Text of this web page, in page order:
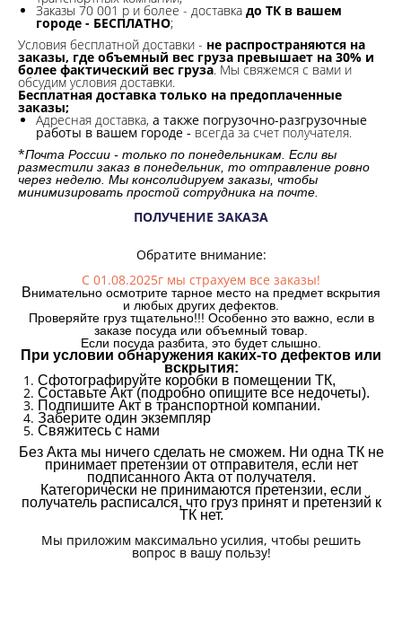
Заказы 70 001 р и более - доставка до ТК в вашем
городе - БЕСПЛАТНО;
Условия бесплатной доставки - не распространяются на
заказы, где объемный вес груза превышает на 30% и
более фактический вес груза. Мы свяжемся с вами и
обсудим условия доставки.
Бесплатная доставка только на предоплаченные
заказы;
Адресная доставка, а также погрузочно-разгрузочные
работы в вашем городе - всегда за счет получателя.
*Почта России - только по понедельникам. Если вы
разместили заказ в понедельник, то отправление ровно
через неделю. Мы консолидируем заказы, чтобы
минимизировать простой сотрудника на почте.
ПОЛУЧЕНИЕ ЗАКАЗА
Обратите внимание:
С 01.08.2025г мы страхуем все заказы!
Внимательно осмотрите тарное место на предмет вскрытия
и любых других дефектов.
Проверяйте груз тщательно!!! Особенно это важно, если в
заказе посуда или объемный товар.
Если посуда разбита, это будет слышно.
При условии обнаружения каких-то дефектов или
вскрытия:
Сфотографируйте коробки в помещении ТК,
Составьте Акт (подробно опишите все недочеты).
Подпишите Акт в транспортной компании.
Заберите один экземпляр
Свяжитесь с нами
Без Акта мы ничего сделать не сможем. Ни одна ТК не
принимает претензии от отправителя, если нет
подписанного Акта от получателя.
Категорически не принимаются претензии, если
получатель расписался, что груз принят и претензий к
ТК нет.
Мы приложим максимально усилия, чтобы решить
вопрос в вашу пользу!